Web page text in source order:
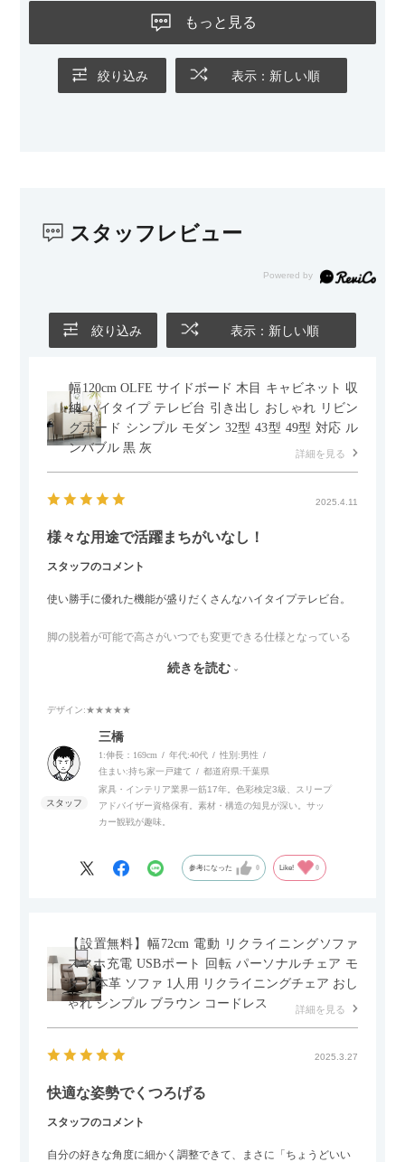
ないのもお気に入りのポイントです。さらに、わが家はソファ
の後ろ側を通ることも多い間取りなので、背面まできれいに仕
ても美しく、空間の印象を損ないません。
また、カウチのように足を伸ばしてくつろげるスタイルが理想
かせるため、普段はカウチとして使い、来客時には離してスツ
もっと見る
絞り込み 表示：新しい順
スタッフレビュー
絞り込み 表示：新しい順
幅120cm OLFE サイドボード 木目 キャビネット 収
納 ハイタイプ テレビ台 引き出し おしゃれ リビン
グボード シンプル モダン 32型 43型 49型 対応 ル
ンバブル 黒 灰
詳細を見る
2025.4.11
様々な用途で活躍まちがいなし！
スタッフのコメント
使い勝手に優れた機能が盛りだくさんなハイタイプテレビ台。
脚の脱着が可能で高さがいつでも変更できる仕様となっている
また、補助テーブルとして使用可能なスライドテーブルや収納
内部にもプリンターなどが置けるスライド棚板がついているの
でテレビ台以外にもオフィスなどでの収納家具やリビングでの
サイドボードとして多目的な用途に対応しています。
また、扉は横方向へのスライド式となっているので開閉時のス
ペースを最小限に抑えられ、省スペースでご利用いただけるの
続きを読む
デザイン:★★★★★
三橋
1:伸長：169cm 年代:40代 性別:男性
住まい:持ち家一戸建て 都道府県:千葉県
家具・インテリア業界一筋17年。色彩検定3級、スリープ
アドバイザー資格保有。素材・構造の知見が深い。サッ
カー観戦が趣味。
参考になった 0 Like! 0
【設置無料】幅72cm 電動 リクライニングソファ
スマホ充電 USBポート 回転 パーソナルチェア モ
ダン 本革 ソファ 1人用 リクライニングチェア おし
ゃれ シンプル ブラウン コードレス
詳細を見る
2025.3.27
快適な姿勢でくつろげる
スタッフのコメント
自分の好きな角度に細かく調整できて、まさに「ちょうどいい